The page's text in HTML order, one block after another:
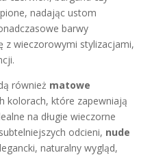
nadając ustom
barwy
z wieczorowymi stylizacjami,
również matowe
kolorach, które zapewniają
na długie wieczorne
odcieni, nude
naturalny wygląd,